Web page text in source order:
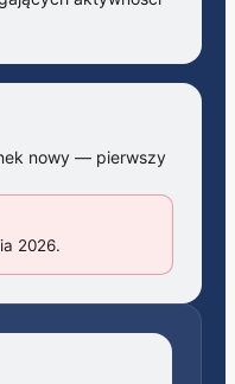
nowy — pierwszy
2026.